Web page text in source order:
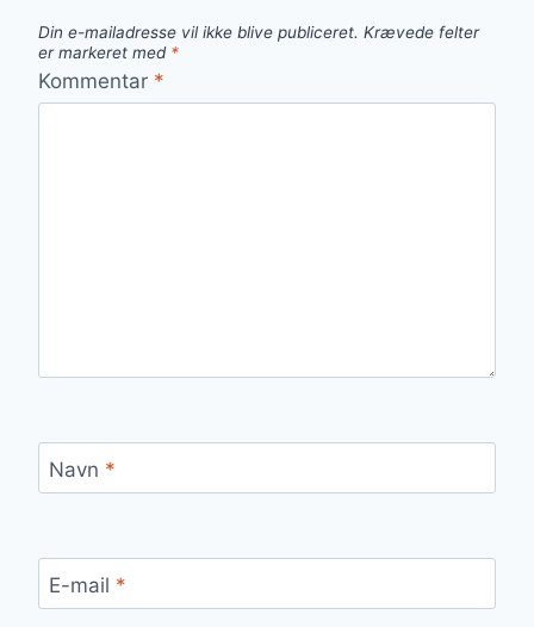
Din e-mailadresse vil ikke blive publiceret. Krævede felter
er markeret med *
Kommentar *
Navn *
E-mail *